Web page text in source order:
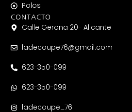
Polos
CONTACTO
Calle Gerona 20- Alicante
ladecoupe76@gmail.com
623-350-099
623-350-099
ladecoupe_76